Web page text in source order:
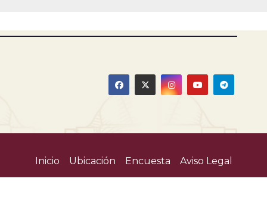
Inicio Ubicación Encuesta Aviso Legal